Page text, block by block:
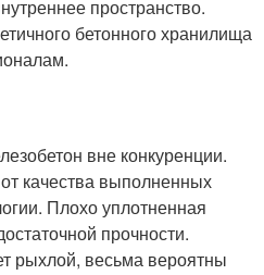
пространство.
бетонного хранилища
вне конкуренции.
качества выполненных
Плохо уплотненная
прочности.
рыхлой, весьма вероятны